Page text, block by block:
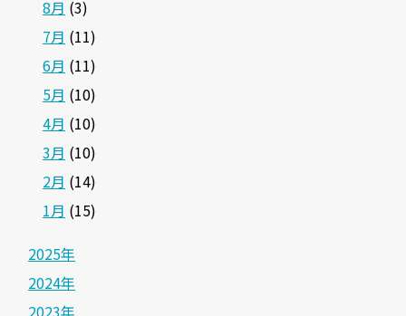
8月 (3)
7月 (11)
6月 (11)
5月 (10)
4月 (10)
3月 (10)
2月 (14)
1月 (15)
2025年
2024年
2023年